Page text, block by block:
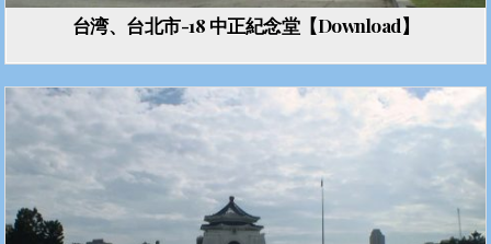
台湾、台北市-18 中正紀念堂【Download】